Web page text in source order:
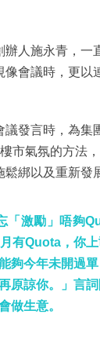
辦人施永青，一
會議時，更以
發言時，為集
市氣氛的方法
綁以及重新發
「激勵」唔夠
有Quota，你
夠今年未開過
原諒你。」言
做生意。